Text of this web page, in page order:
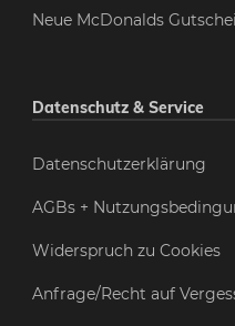
Neue McDonalds
Datenschutz & Service
Datenschutzerklärung
AGBs +
Widerspruch zu Cookies
Anfrage/Recht auf